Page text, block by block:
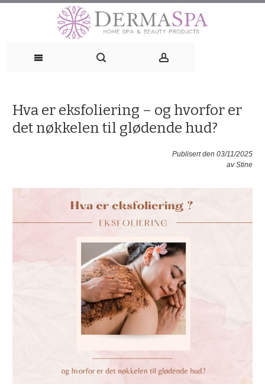
to
content
Hva er eksfoliering – og hvorfor er
det nøkkelen til glødende hud?
Publisert den 03/11/2025
avStine